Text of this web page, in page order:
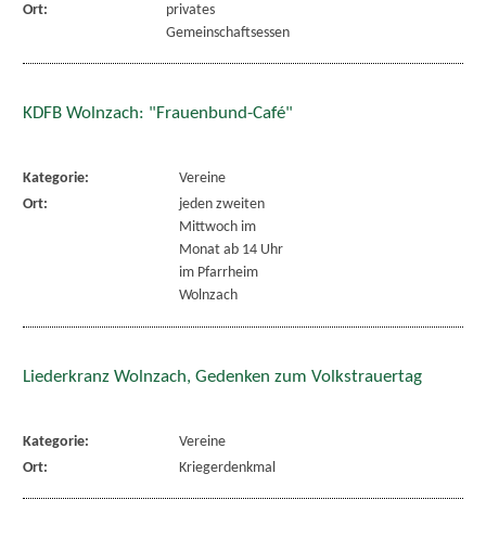
Ort:
privates
Gemeinschaftsessen
KDFB Wolnzach: "Frauenbund-Café"
Kategorie:
Vereine
Ort:
jeden zweiten
Mittwoch im
Monat ab 14 Uhr
im Pfarrheim
Wolnzach
Liederkranz Wolnzach, Gedenken zum Volkstrauertag
Kategorie:
Vereine
Ort:
Kriegerdenkmal